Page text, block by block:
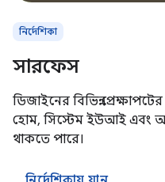
নির্দেশিকা
সারফেস
ডিজাইনের বিভিন্ন
হোম, সিস্টেম ইউআই এবং
থাকতে পারে।